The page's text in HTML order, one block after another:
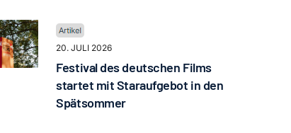
20. JULI 2026
Festival des deutschen Films
startet mit Staraufgebot in den
Spätsommer